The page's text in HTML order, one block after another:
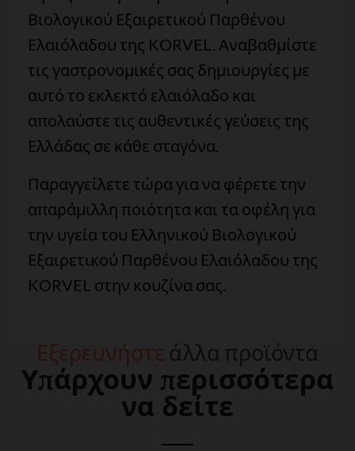
Βιολογικού Εξαιρετικού Παρθένου
Ελαιόλαδου της KORVEL. Αναβαθμίστε
τις γαστρονομικές σας δημιουργίες με
αυτό το εκλεκτό ελαιόλαδο και
απολαύστε τις αυθεντικές γεύσεις της
Ελλάδας σε κάθε σταγόνα.
Παραγγείλετε τώρα για να φέρετε την
απαράμιλλη ποιότητα και τα οφέλη για
την υγεία του Ελληνικού Βιολογικού
Εξαιρετικού Παρθένου Ελαιόλαδου της
KORVEL στην κουζίνα σας.
Εξερευνήστε άλλα προϊόντα
Υπάρχουν περισσότερα
να δείτε